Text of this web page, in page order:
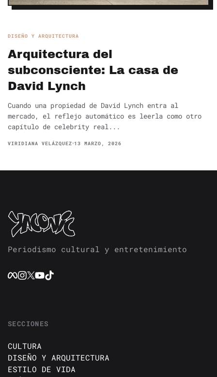
DISEÑO Y ARQUITECTURA
Arquitectura del
subconsciente: La casa de
David Lynch
Cuando una propiedad de David Lynch entra al
mercado, el reflejo automático es leerla como otro
capítulo de celebrity real...
VIRIDIANA VELÁZQUEZ 13 MARZO, 2026
Periodismo cultural y entretenimiento
SECCIONES
CULTURA
DISEÑO Y ARQUITECTURA
ESTILO DE VIDA